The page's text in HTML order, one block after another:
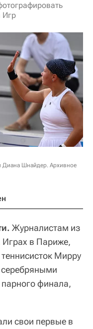
Игр
Диана Шнайдер. Архивное
Журналистам из
Играх в Париже,
Мирру
финала,
свои первые в